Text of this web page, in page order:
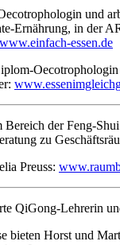
und
Ernährung, in der
www.einfach-essen.de
Oecotrophologin
Bereich der Feng-
zu
Preuss:
QiGong-Lehrerin
bieten Horst und